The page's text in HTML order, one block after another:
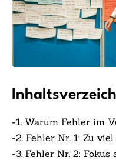
-1. Warum Fehler im
-2. Fehler Nr. 1: Zu
-3. Fehler Nr. 2: